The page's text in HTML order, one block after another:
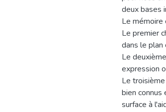
deux bases
Le
Le premier
dans le
Le
expression
Le
bien connus
surface à